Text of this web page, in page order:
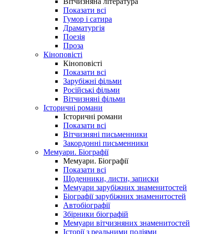
Показати всі
Гумор і сатира
Драматургія
Поезія
Проза
Кіноповісті
Кіноповісті
Показати всі
Зарубіжні фільми
Російські фільми
Вітчизняні фільми
Історичні романи
Історичні романи
Показати всі
Вітчизняні письменники
Закордонні письменники
Мемуари. Біографії
Мемуари. Біографії
Показати всі
Щоденники, листи, записки
Мемуари зарубіжних знаменитостей
Біографії зарубіжних знаменитостей
Автобіографії
Збірники біографій
Мемуари вітчизняних знаменитостей
Історії з реальними подіями